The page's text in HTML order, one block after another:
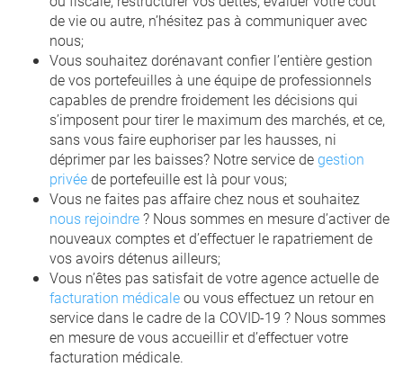
de vie ou autre, n’hésitez pas à communiquer avec
nous;
Vous souhaitez dorénavant confier l’entière gestion
de vos portefeuilles à une équipe de professionnels
capables de prendre froidement les décisions qui
s’imposent pour tirer le maximum des marchés, et ce,
sans vous faire euphoriser par les hausses, ni
déprimer par les baisses? Notre service degestion
privéede portefeuille est là pour vous;
Vous ne faites pas affaire chez nous et souhaitez
nous rejoindre? Nous sommes en mesure d’activer de
nouveaux comptes et d’effectuer le rapatriement de
vos avoirs détenus ailleurs;
Vous n’êtes pas satisfait de votre agence actuelle de
facturation médicaleou vous effectuez un retour en
service dans le cadre de la COVID-19 ? Nous sommes
en mesure de vous accueillir et d’effectuer votre
facturation médicale.